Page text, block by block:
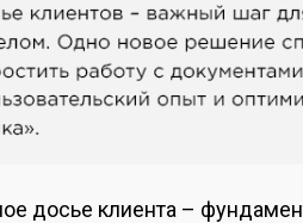
досье клиента –